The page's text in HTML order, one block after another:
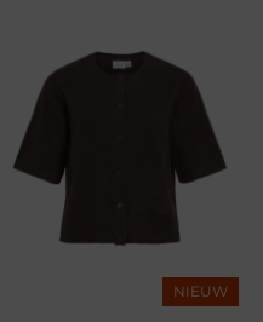
NIEUW